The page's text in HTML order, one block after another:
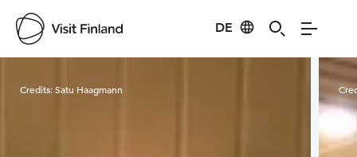
DE
Credits:Satu Haagmann